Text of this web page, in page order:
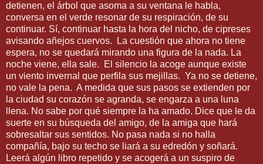
detienen, el árbol que asoma a su ventana le habla,
conversa en el verde resonar de su respiración, de su
continuar. Sí, continuar hasta la hora del nicho, de cipreses
avisando añejos cuervos. La cuestión que ahora no tiene
espera, no se quedará mirando una figura de la nada. La
noche viene, ella sale. El silencio la acoge aunque existe
un viento invernal que perfila sus mejillas. Ya no se detiene,
no vale la pena. A medida que sus pasos se extienden por
la ciudad su corazón se agranda, se engarza a una luna
llena. No sabe por qué siempre la ha amado. Dice que le da
suerte en su búsqueda del amigo, de la amiga que hará
sobresaltar sus sentidos. No pasa nada si no halla
compañía, bajo su techo se liará a su edredón y soñará.
Leerá algún libro repetido y se acogerá a un suspiro de